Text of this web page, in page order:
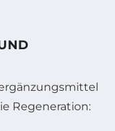
Regeneration: